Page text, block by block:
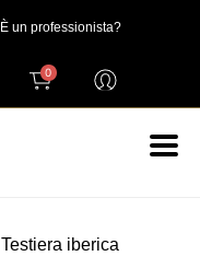
È un professionista?
0
Testiera iberica